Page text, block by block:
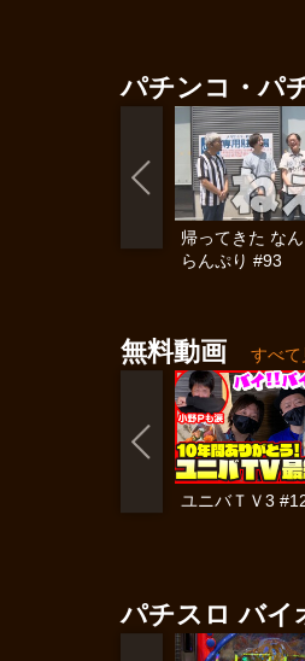
パチンコ・パ
帰ってきた な
らんぷり #93
無料動画 すべて
ユニバＴＶ3
パチスロ バイ